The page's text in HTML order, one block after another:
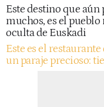
Este destino que
muchos, es el pueblo
oculta de Euskadi
Este es el
un paraje precioso: